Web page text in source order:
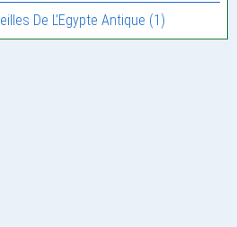
De L’Egypte Antique (1)